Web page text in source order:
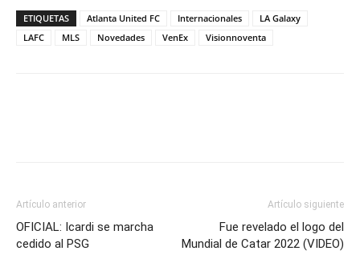
ETIQUETAS Atlanta United FC Internacionales
LA Galaxy
LAFC
MLS Novedades VenEx Visionnoventa
Artículo anterior
OFICIAL: Icardi se marcha
cedido al PSG
Artículo siguiente
Fue revelado el logo del
Mundial de Catar 2022 (VIDEO)